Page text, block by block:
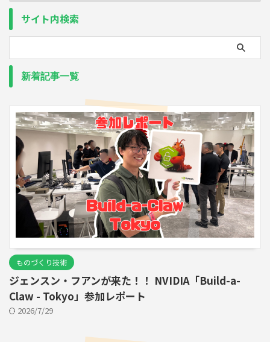
サイト内検索
新着記事一覧
ものづくり技術
ジェンスン・フアンが来た！！ NVIDIA「Build-a-
Claw - Tokyo」参加レポート
2026/7/29